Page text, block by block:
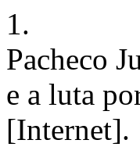
1.
Pacheco
e a luta
[Internet].